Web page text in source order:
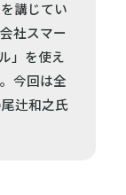
講じてい
社スマー
」を使え
今回は全
辻和之氏